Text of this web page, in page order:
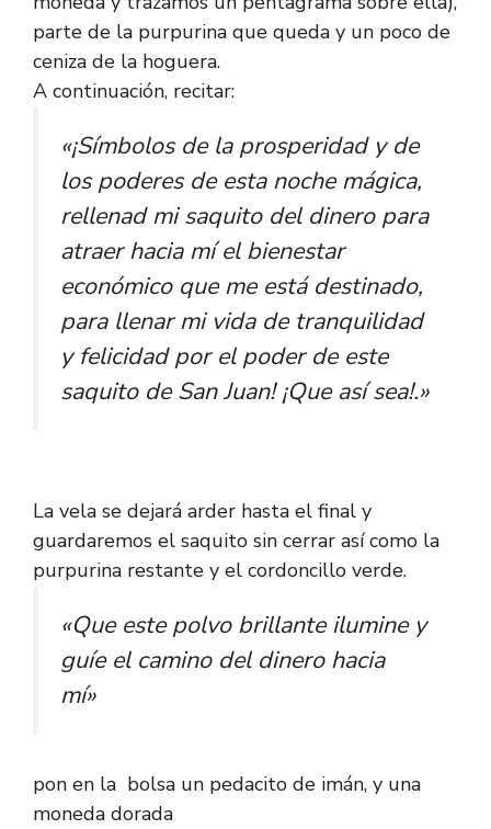
parte de la purpurina que queda y un poco de
ceniza de la hoguera.
A continuación, recitar:
«¡Símbolos de la prosperidad y de
los poderes de esta noche mágica,
rellenad mi saquito del dinero para
atraer hacia mí el bienestar
económico que me está destinado,
para llenar mi vida de tranquilidad
y felicidad por el poder de este
saquito de San Juan! ¡Que así sea!.»
La vela se dejará arder hasta el final y
guardaremos el saquito sin cerrar así como la
purpurina restante y el cordoncillo verde.
«Que este polvo brillante ilumine y
guíe el camino del dinero hacia
mí»
pon en la bolsa un pedacito de imán, y una
moneda dorada